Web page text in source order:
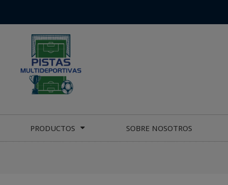
PRODUCTOS SOBRE NOSOTROS